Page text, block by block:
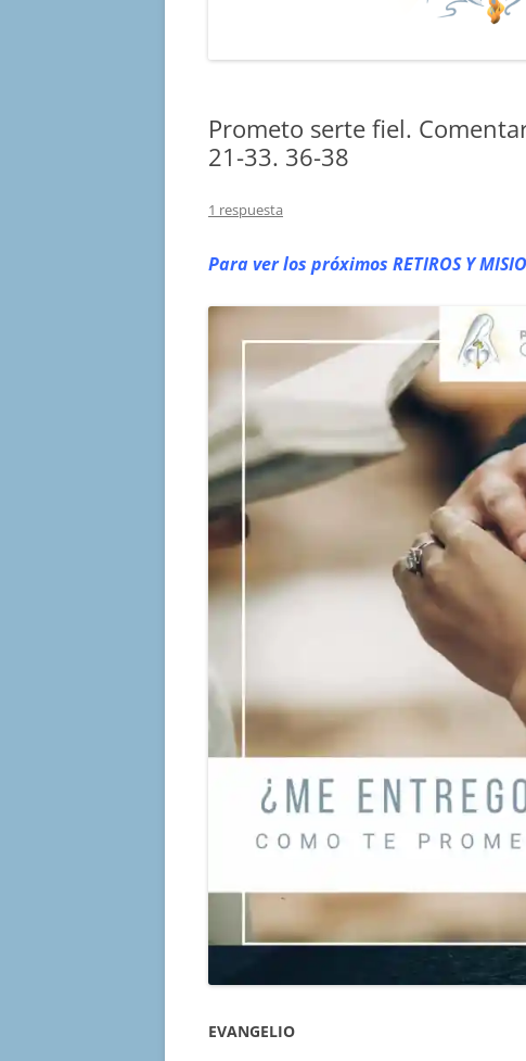
Prometo serte fiel.
21-33. 36-38
1 respuesta
Para ver los próximos RETIROSY
EVANGELIO